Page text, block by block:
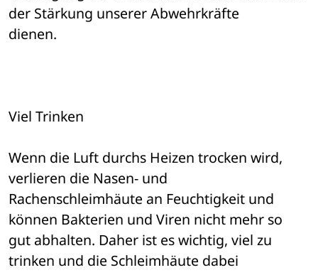
der Stärkung unserer Abwehrkräfte
dienen.
Viel Trinken
Wenn die Luft durchs Heizen trocken wird,
verlieren die Nasen- und
Rachenschleimhäute an Feuchtigkeit und
können Bakterien und Viren nicht mehr so
gut abhalten. Daher ist es wichtig, viel zu
trinken und die Schleimhäute dabei